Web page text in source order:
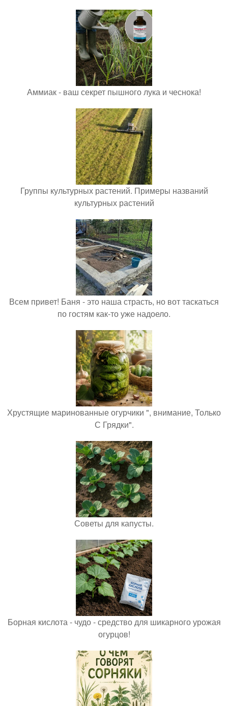
Аммиак - ваш секрет пышного лука и чеснока!
Группы культурных растений. Примеры названий
культурных растений
Всем привет! Баня - это наша страсть, но вот таскаться
по гостям как-то уже надоело.
Хрустящие маринованные огурчики ", внимание, Только
С Грядки".
Советы для капусты.
Борная кислота - чудо - средство для шикарного урожая
огурцов!